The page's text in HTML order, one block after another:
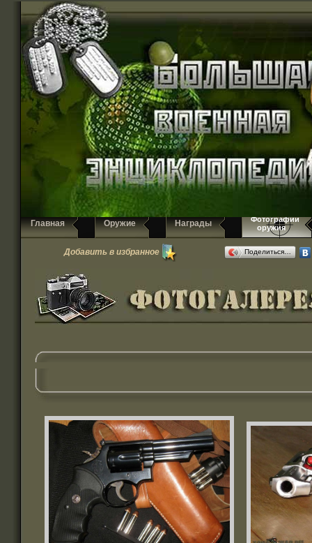
Главная Оружие Награды
Фотографии
оружия
Добавить в избранное Поделиться…